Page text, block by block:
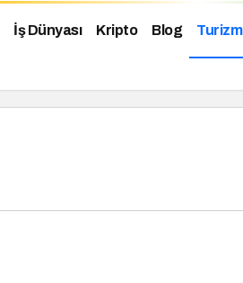
İş Dünyası Kripto Blog Turizm